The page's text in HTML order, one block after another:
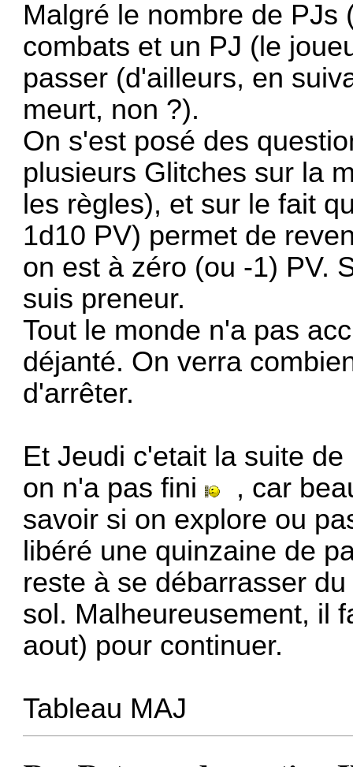
Malgré le nombre de PJs
combats et un PJ (le
passer (d'ailleurs, en
meurt, non ?).
On s'est posé des
plusieurs Glitches sur la
les règles), et sur le fait
1d10 PV) permet de
on est à zéro (ou -1) PV.
suis preneur.
Tout le monde n'a pas
déjanté. On verra
d'arrêter.
Et Jeudi c'etait la suite de
on n'a pas fini
, car
savoir si on explore ou
libéré une quinzaine de
reste à se débarrasser
sol. Malheureusement, il
aout) pour continuer.
Tableau MAJ